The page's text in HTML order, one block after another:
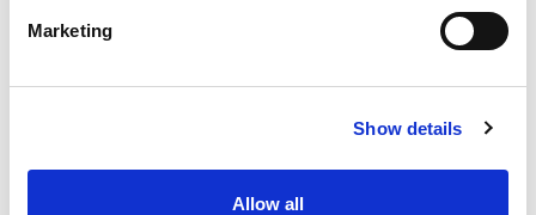
Marketing
Show details
Allow all